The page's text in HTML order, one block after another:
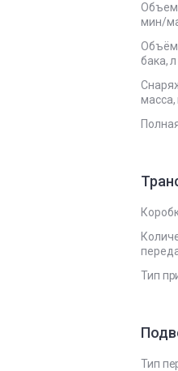
Объем
мин/
Объём
бака, л
масса,
Тип
Тип